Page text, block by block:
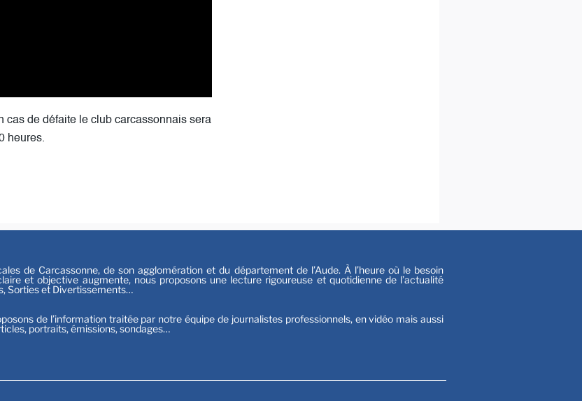
cas de défaite le club carcassonnais sera
heures.
de Carcassonne, de son agglomération et du département de l’Aude. À l’heure où le besoin
et objective augmente, nous proposons une lecture rigoureuse et quotidienne de l’actualité
Sorties et Divertissements…
de l’information traitée par notre équipe de journalistes professionnels, en vidéo mais aussi
portraits, émissions, sondages…